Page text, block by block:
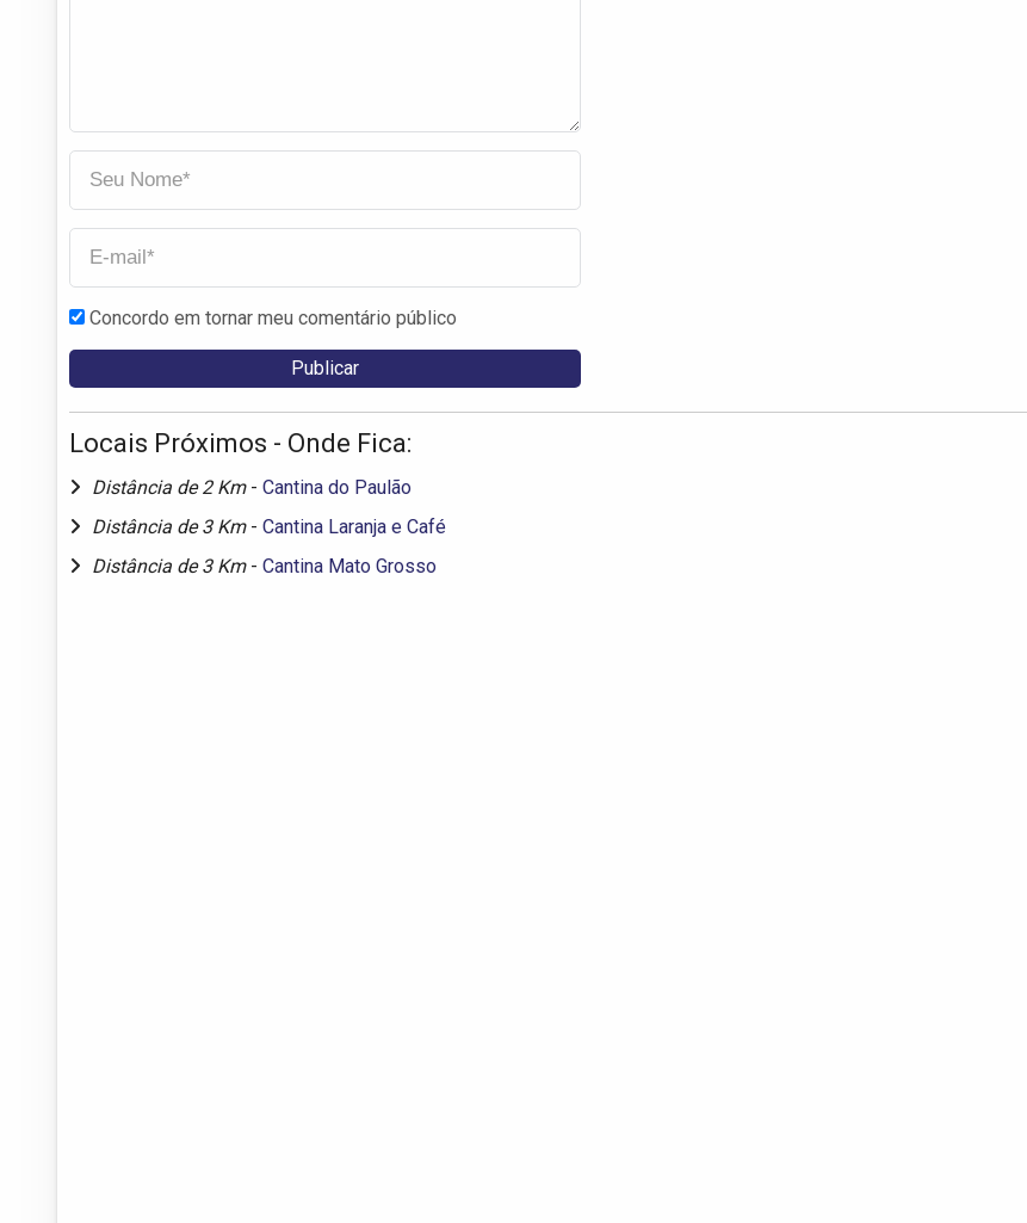
Concordo em tornar meu comentário público
Locais Próximos - Onde Fica:
Distância de 2 Km - Cantina do Paulão
Distância de 3 Km - Cantina Laranja e Café
Distância de 3 Km - Cantina Mato Grosso